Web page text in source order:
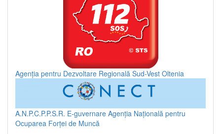
Agenția pentru Dezvoltare Regională Sud-Vest Oltenia
A.N.P.C.P.P.S.R. E-guvernare Agenția Națională pentru
Ocuparea Forței de Muncă